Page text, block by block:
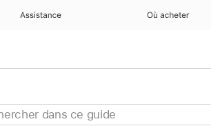
Assistance Où acheter